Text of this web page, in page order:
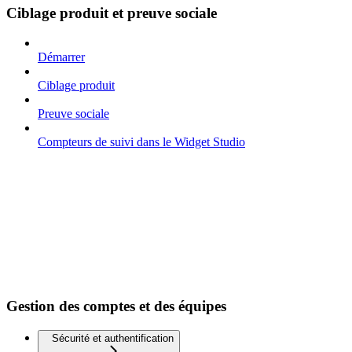
Ciblage produit et preuve sociale
Démarrer
Ciblage produit
Preuve sociale
Compteurs de suivi dans le Widget Studio
Gestion des comptes et des équipes
Sécurité et authentification